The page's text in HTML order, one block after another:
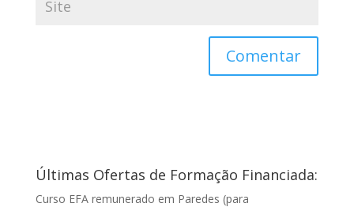
Últimas Ofertas de Formação Financiada:
Curso EFA remunerado em Paredes (para